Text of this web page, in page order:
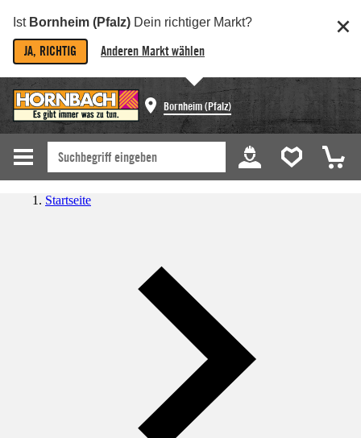
Ist Bornheim (Pfalz) Dein richtiger Markt?
JA, RICHTIG Anderen Markt wählen
Bornheim (Pfalz)
Startseite